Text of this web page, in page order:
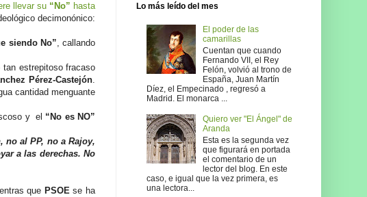
llevar su “No” hasta
decimonónico:
siendo No”, callando
estrepitoso fracaso
Pérez-Castejón.
cantidad menguante
y el “No es NO”
no al PP, no a Rajoy,
a las derechas. No
que PSOEse ha
Lo más leído del mes
El poder de las
camarillas
Cuentan que cuando
Fernando VII, el Rey
Felón, volvió al trono de
España, Juan Martín
Díez, el Empecinado , regresó a
Madrid. El monarca ...
Quiero ver "El Ángel" de
Aranda
Esta es la segunda vez
que figurará en portada
el comentario de un
lector del blog. En este
caso, e igual que la vez primera, es
una lectora...